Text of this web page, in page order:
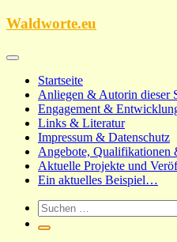
Zum
Waldworte.eu
Startseite
Anliegen & Autorin dieser
Engagement &
Links & Literatur
Impressum & Datenschutz
Angebote, Qualifikationen
Aktuelle Projekte und
Ein aktuelles Beispiel…